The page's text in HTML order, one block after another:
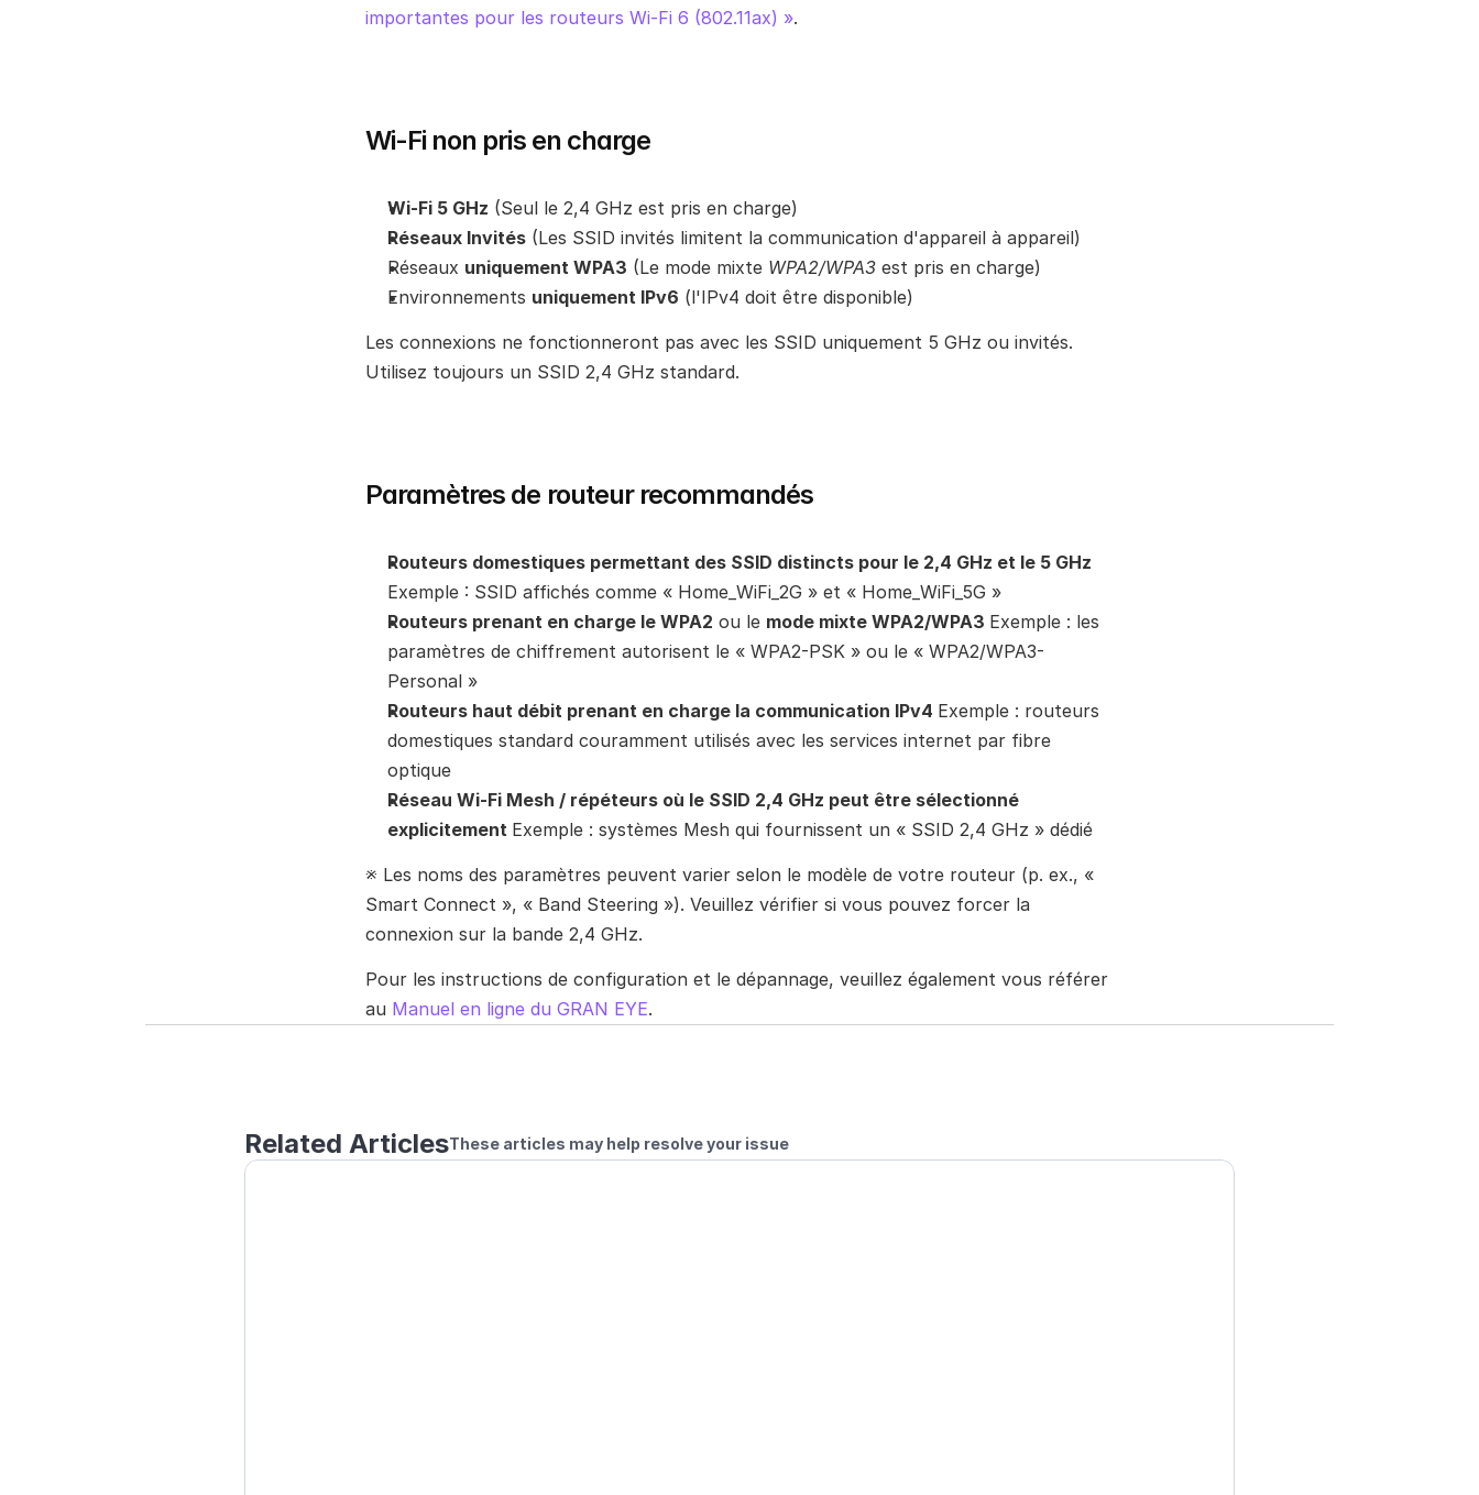
importantes pour les routeurs Wi-Fi 6 (802.11ax) ».
Wi-Fi non pris en charge
Wi-Fi 5 GHz (Seul le 2,4 GHz est pris en charge)
Réseaux Invités (Les SSID invités limitent la communication d'appareil à appareil)
Réseaux uniquement WPA3 (Le mode mixte WPA2/WPA3 est pris en charge)
Environnements uniquement IPv6 (l'IPv4 doit être disponible)
Les connexions ne fonctionneront pas avec les SSID uniquement 5 GHz ou invités.
Utilisez toujours un SSID 2,4 GHz standard.
Paramètres de routeur recommandés
Exemple : SSID affichés comme « Home_WiFi_2G » et « Home_WiFi_5G »
Routeurs prenant en charge le WPA2 ou le mode mixte WPA2/WPA3 Exemple : les
paramètres de chiffrement autorisent le « WPA2-PSK » ou le « WPA2/WPA3-
Personal »
Routeurs haut débit prenant en charge la communication IPv4 Exemple : routeurs
domestiques standard couramment utilisés avec les services internet par fibre
optique
Réseau Wi-Fi Mesh / répéteurs où le SSID 2,4 GHz peut être sélectionné
explicitement Exemple : systèmes Mesh qui fournissent un « SSID 2,4 GHz » dédié
※ Les noms des paramètres peuvent varier selon le modèle de votre routeur (p. ex., «
Smart Connect », « Band Steering »). Veuillez vérifier si vous pouvez forcer la
connexion sur la bande 2,4 GHz.
Pour les instructions de configuration et le dépannage, veuillez également vous référer
au Manuel en ligne du GRAN EYE.
Related ArticlesThese articles may help resolve your issue